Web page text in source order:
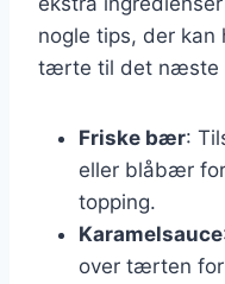
nogle tips, der
tærte til det næste
Friske bær:
eller blåbær
topping.
Karamelsauce
over tærten